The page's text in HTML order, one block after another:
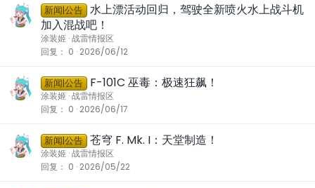
新闻|公告 水上漂活动回归，驾驶全新喷火水上战斗机
加入混战吧！
涂装姬 战雷情报区
回复
0 2026/06/12
新闻|公告 F-101C 巫毒：极速狂飙！
涂装姬 战雷情报区
回复
0 2026/06/17
新闻|公告 苍穹 F. Mk. I：天堂制造！
涂装姬 战雷情报区
回复
0 2026/05/22